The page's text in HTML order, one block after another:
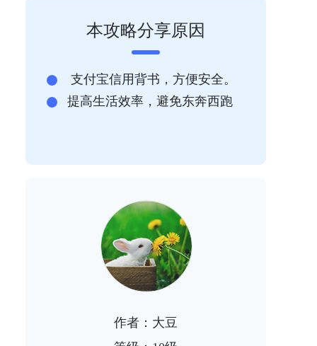
本攻略分享原因
支付宝信用背书，方便安全。
提高生活效率，避免东奔西跑
作者：大豆